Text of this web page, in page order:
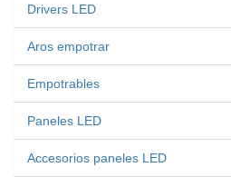
Drivers LED
Aros empotrar
Empotrables
Paneles LED
Accesorios paneles LED